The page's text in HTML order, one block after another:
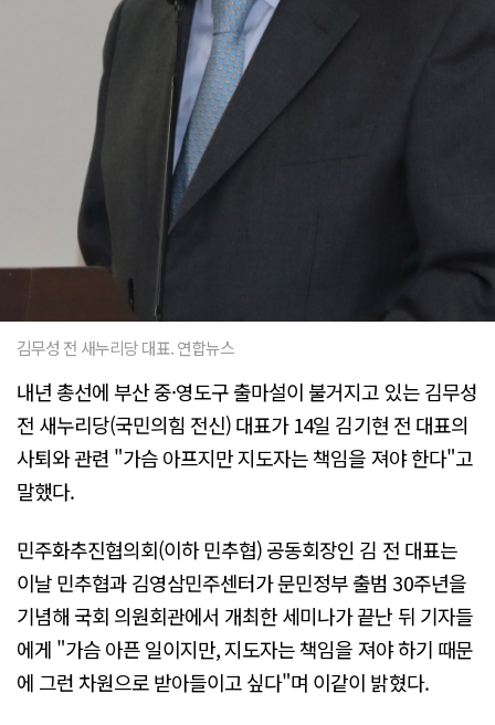
김무성 전 새누리당 대표. 연합뉴스
내년 총선에 부산 중·영도구 출마설이 불거지고 있는 김무성
전 새누리당(국민의힘 전신) 대표가 14일 김기현 전 대표의
사퇴와 관련 "가슴 아프지만 지도자는 책임을 져야 한다"고
말했다.
민주화추진협의회(이하 민추협) 공동회장인 김 전 대표는
이날 민추협과 김영삼민주센터가 문민정부 출범 30주년을
기념해 국회 의원회관에서 개최한 세미나가 끝난 뒤 기자들
에게 "가슴 아픈 일이지만, 지도자는 책임을 져야 하기 때문
에 그런 차원으로 받아들이고 싶다"며 이같이 밝혔다.